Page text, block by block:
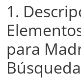
1.
para